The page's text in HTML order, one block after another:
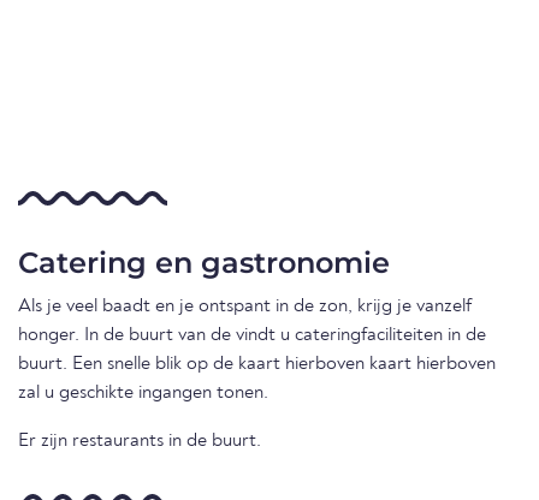
Catering en gastronomie
Als je veel baadt en je ontspant in de zon, krijg je vanzelf
honger. In de buurt van de vindt u cateringfaciliteiten in de
buurt. Een snelle blik op de kaart hierboven kaart hierboven
zal u geschikte ingangen tonen.
Er zijn restaurants in de buurt.